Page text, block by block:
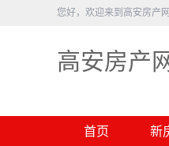
您好，欢迎来到高安房产网
高安房产
首页 新